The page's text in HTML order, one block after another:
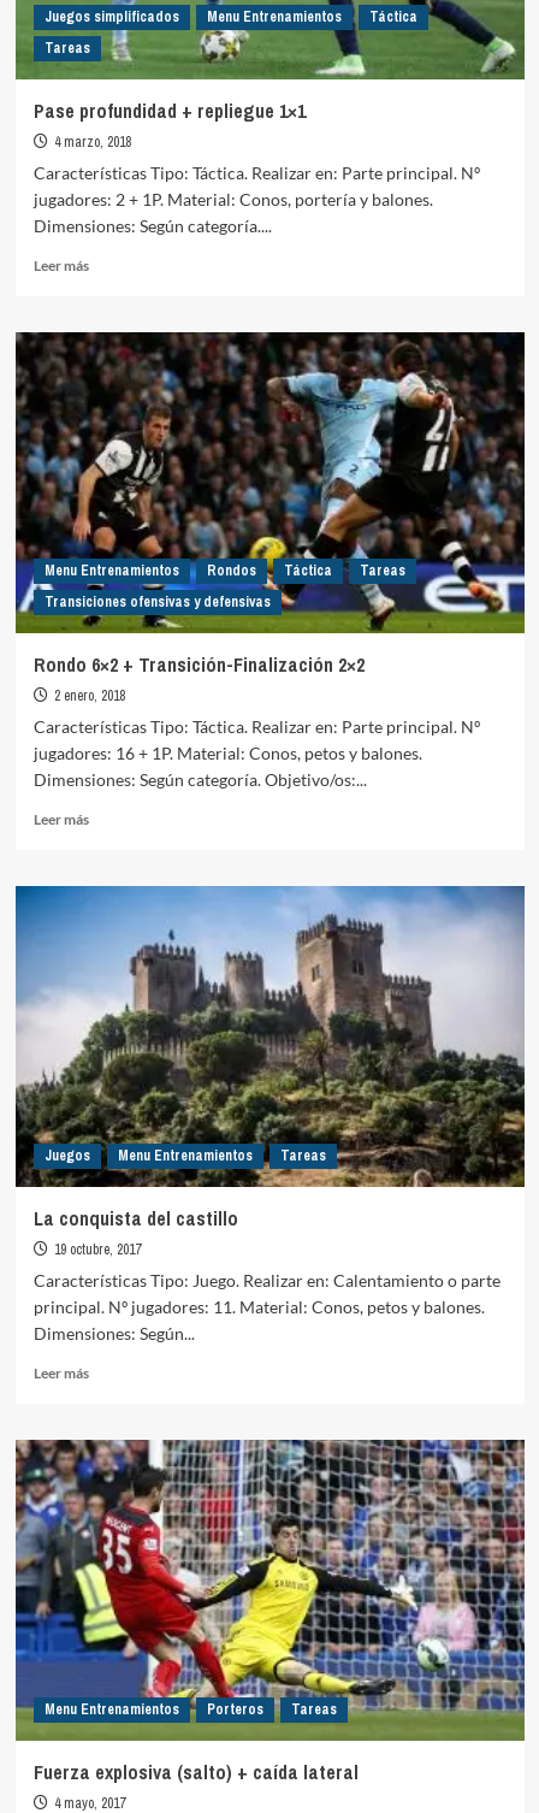
Juegos simplificados Menu Entrenamientos
Táctica
Tareas
Pase profundidad + repliegue 1×1
4 marzo, 2018
Características Tipo: Táctica. Realizar en: Parte principal. Nº
jugadores: 2 + 1P. Material: Conos, portería y balones.
Dimensiones: Según categoría....
Leer másLeer
Pase
profundidad
repliegue
1×1
Menu Entrenamientos Rondos Táctica
Tareas
Transiciones ofensivas y defensivas
Rondo 6×2 + Transición-Finalización 2×2
2 enero, 2018
Características Tipo: Táctica. Realizar en: Parte principal. Nº
jugadores: 16 + 1P. Material: Conos, petos y balones.
Dimensiones: Según categoría. Objetivo/os:...
Leer másLeer
Rondo
Transición-
Finalización
2×2
Juegos Menu Entrenamientos Tareas
La conquista del castillo
19 octubre, 2017
Características Tipo: Juego. Realizar en: Calentamiento o parte
principal. Nº jugadores: 11. Material: Conos, petos y balones.
Dimensiones: Según...
Leer másLeer
La
conquista
del
castillo
Menu Entrenamientos Porteros Tareas
Fuerza explosiva (salto) + caída lateral
4 mayo, 2017